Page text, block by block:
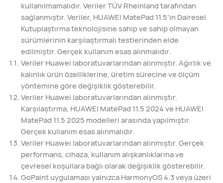
kullanılmamalıdır. Veriler TÜV Rheinland tarafından
sağlanmıştır. Veriler, HUAWEI MatePad 11.5’in Dairesel
Kutuplaştırma teknolojisine sahip ve sahip olmayan
sürümlerinin karşılaştırmalı testlerinden elde
edilmiştir. Gerçek kullanım esas alınmalıdır.
Veriler Huawei laboratuvarlarından alınmıştır. Ağırlık ve
kalınlık ürün özelliklerine, üretim sürecine ve ölçüm
yöntemine göre değişiklik gösterebilir.
Veriler Huawei laboratuvarlarından alınmıştır.
Karşılaştırma, HUAWEI MatePad 11.5 2024 ve HUAWEI
MatePad 11.5 2025 modelleri arasında yapılmıştır.
Gerçek kullanım esas alınmalıdır.
Veriler Huawei laboratuvarlarından alınmıştır. Gerçek
performans, cihaza, kullanım alışkanlıklarına ve
çevresel koşullara bağlı olarak değişiklik gösterebilir.
GoPaint uygulaması yalnızca HarmonyOS 4.3 veya üzeri